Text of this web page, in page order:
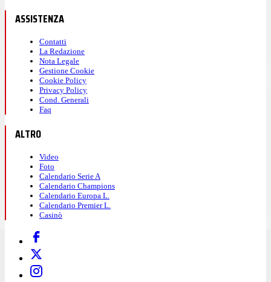
ASSISTENZA
Contatti
La Redazione
Nota Legale
Gestione Cookie
Cookie Policy
Privacy Policy
Cond. Generali
Faq
ALTRO
Video
Foto
Calendario Serie A
Calendario Champions
Calendario Europa L.
Calendario Premier L.
Casinò